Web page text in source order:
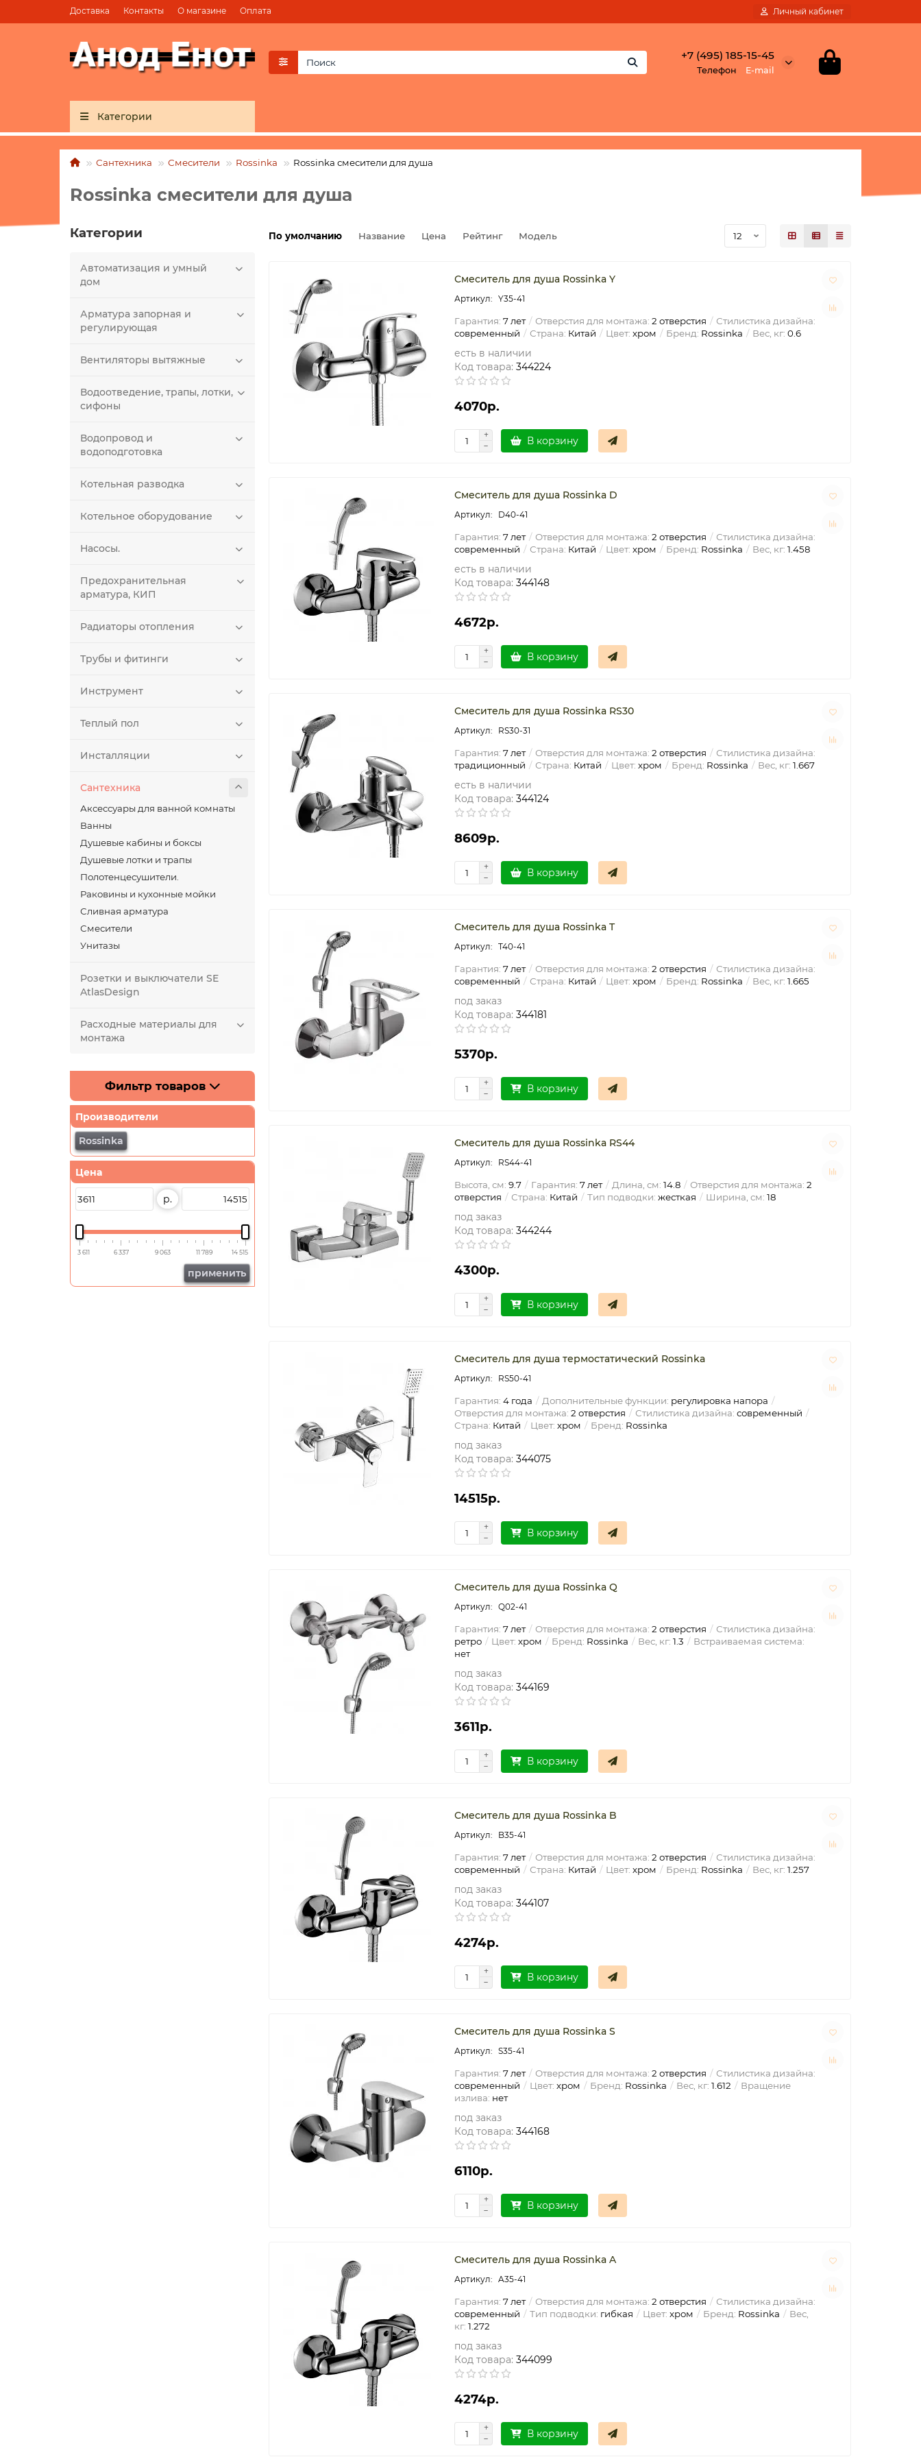
Доставка Контакты О магазине Оплата Личный кабинет
+7 (495) 185-15-45
Телефон E-mail
Категории
Сантехника Смесители Rossinka Rossinka смесители для душа
Rossinka смесители для душа
Категории
Автоматизация и умный
дом
Арматура запорная и
регулирующая
Вентиляторы вытяжные
Водоотведение, трапы, лотки,
сифоны
Водопровод и
водоподготовка
Котельная разводка
Котельное оборудование
Насосы.
Предохранительная
арматура, КИП
Радиаторы отопления
Трубы и фитинги
Инструмент
Теплый пол
Инсталляции
Сантехника
Аксессуары для ванной комнаты
Ванны
Душевые кабины и боксы
Душевые лотки и трапы
Полотенцесушители.
Раковины и кухонные мойки
Сливная арматура
Смесители
Унитазы
Розетки и выключатели SE
AtlasDesign
Расходные материалы для
монтажа
Фильтр товаров
Производители
Rossinka
Цена
р.
3 611 6 337 9 063 11 789 14 515
применить
По умолчанию Название Цена Рейтинг Модель
Смеситель для душа Rossinka Y
Y35-41
Гарантия: 7 лет Отверстия для монтажа: 2 отверстия
Стилистика дизайна:
современный
Страна: Китай Цвет: хром Бренд: Rossinka Вес, кг: 0.6
есть в наличии
Код товара: 344224
4070р.
В корзину
Смеситель для душа Rossinka D
D40-41
Гарантия: 7 лет Отверстия для монтажа: 2 отверстия
Стилистика дизайна:
современный
Страна: Китай Цвет: хром Бренд: Rossinka Вес, кг: 1.458
есть в наличии
Код товара: 344148
4672р.
В корзину
Смеситель для душа Rossinka RS30
RS30-31
Гарантия: 7 лет Отверстия для монтажа: 2 отверстия
Стилистика дизайна:
традиционный
Страна: Китай Цвет: хром Бренд: Rossinka Вес, кг: 1.667
есть в наличии
Код товара: 344124
8609р.
В корзину
Смеситель для душа Rossinka T
T40-41
Гарантия: 7 лет Отверстия для монтажа: 2 отверстия
Стилистика дизайна:
современный
Страна: Китай Цвет: хром Бренд: Rossinka Вес, кг: 1.665
под заказ
Код товара: 344181
5370р.
В корзину
Смеситель для душа Rossinka RS44
RS44-41
Высота, см: 9.7 Гарантия: 7 лет Длина, см: 14.8 Отверстия для монтажа: 2
отверстия
Страна: Китай Тип подводки: жесткая Ширина, см: 18
под заказ
Код товара: 344244
4300р.
В корзину
Смеситель для душа термостатический Rossinka
RS50-41
Гарантия: 4 года Дополнительные функции: регулировка напора
Отверстия для монтажа: 2 отверстия Стилистика дизайна: современный
Страна: Китай Цвет: хром Бренд: Rossinka
под заказ
Код товара: 344075
14515р.
В корзину
Смеситель для душа Rossinka Q
Q02-41
Гарантия: 7 лет Отверстия для монтажа: 2 отверстия
Стилистика дизайна:
ретро
Цвет: хром Бренд: Rossinka Вес, кг: 1.3
Встраиваемая система:
нет
под заказ
Код товара: 344169
3611р.
В корзину
Смеситель для душа Rossinka B
B35-41
Гарантия: 7 лет Отверстия для монтажа: 2 отверстия
Стилистика дизайна:
современный
Страна: Китай Цвет: хром Бренд: Rossinka Вес, кг: 1.257
под заказ
Код товара: 344107
4274р.
В корзину
Смеситель для душа Rossinka S
S35-41
Гарантия: 7 лет Отверстия для монтажа: 2 отверстия
Стилистика дизайна:
современный
Цвет: хром Бренд: Rossinka Вес, кг: 1.612
Вращение
излива: нет
под заказ
Код товара: 344168
6110р.
В корзину
Смеситель для душа Rossinka A
A35-41
Гарантия: 7 лет Отверстия для монтажа: 2 отверстия
Стилистика дизайна:
современный
Тип подводки: гибкая Цвет: хром Бренд: Rossinka
Вес,
кг: 1.272
под заказ
Код товара: 344099
4274р.
В корзину